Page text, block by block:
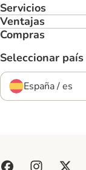
Servicios
Ventajas
Compras
Seleccionar país
España / es